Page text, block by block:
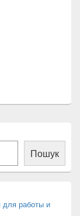
Пошук
работы и